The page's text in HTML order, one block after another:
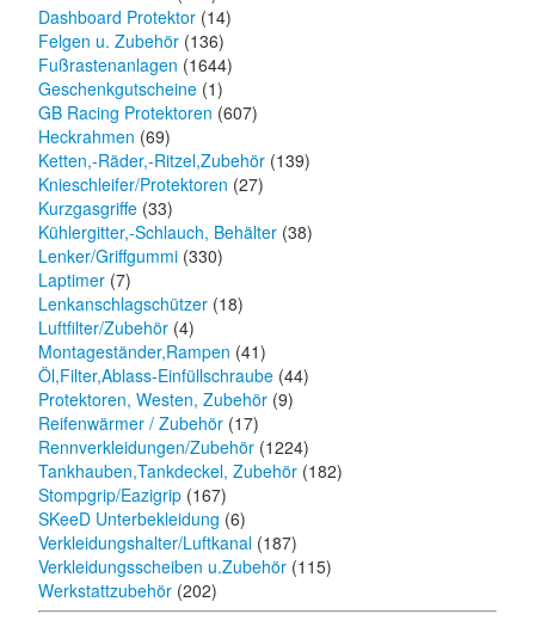
Dashboard Protektor (14)
Felgen u. Zubehör (136)
Fußrastenanlagen (1644)
Geschenkgutscheine (1)
GB Racing Protektoren (607)
Heckrahmen (69)
Ketten,-Räder,-Ritzel,Zubehör (139)
Knieschleifer/Protektoren (27)
Kurzgasgriffe (33)
Kühlergitter,-Schlauch, Behälter (38)
Lenker/Griffgummi (330)
Laptimer (7)
Lenkanschlagschützer (18)
Luftfilter/Zubehör (4)
Montageständer,Rampen (41)
Öl,Filter,Ablass-Einfüllschraube (44)
Protektoren, Westen, Zubehör (9)
Reifenwärmer / Zubehör (17)
Rennverkleidungen/Zubehör (1224)
Tankhauben,Tankdeckel, Zubehör (182)
Stompgrip/Eazigrip (167)
SKeeD Unterbekleidung (6)
Verkleidungshalter/Luftkanal (187)
Verkleidungsscheiben u.Zubehör (115)
Werkstattzubehör (202)